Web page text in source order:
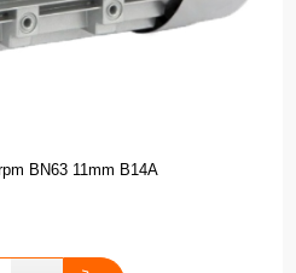
BN63 11mm B14A